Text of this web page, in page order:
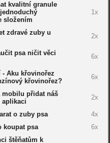
kvalitní granule
složením
1x
zdravé zuby u
2x
psa ničit věci
6x
- Aku křovinořez
křovinořez?
6x
mobilu přidat náš
aplikaci
2x
o zuby psa
4x
koupat psa 6x
štěňatům k